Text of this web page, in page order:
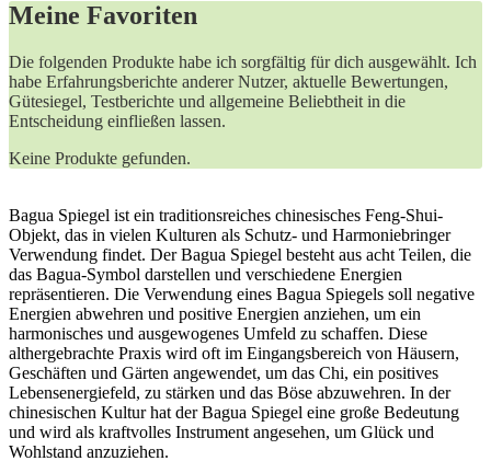
Meine​ Favoriten
Die folgenden ⁢Produkte habe ​ich sorgfältig für dich⁢ ausgewählt. Ich
‌habe Erfahrungsberichte anderer Nutzer, aktuelle⁣ Bewertungen,
Gütesiegel, Testberichte⁤ und allgemeine Beliebtheit in die
Entscheidung einfließen lassen.
Keine Produkte gefunden.
Bagua Spiegel ist ein traditionsreiches chinesisches Feng-Shui-
Objekt, das in vielen Kulturen als Schutz- und Harmoniebringer
Verwendung findet. Der Bagua Spiegel besteht aus acht Teilen, die
das Bagua-Symbol darstellen und verschiedene Energien
repräsentieren. Die Verwendung eines Bagua Spiegels soll negative
Energien abwehren und positive Energien anziehen, um ein
harmonisches und ausgewogenes Umfeld zu schaffen. Diese
althergebrachte Praxis wird oft im Eingangsbereich von Häusern,
Geschäften und Gärten angewendet, um das Chi, ein positives
Lebensenergiefeld, zu stärken und das Böse abzuwehren. In der
chinesischen Kultur hat der Bagua Spiegel eine große Bedeutung
und wird als kraftvolles Instrument angesehen, um Glück und
Wohlstand anzuziehen.